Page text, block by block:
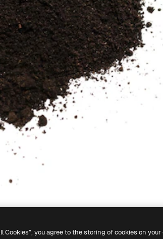
Cookies”, you agree to the storing of cookies on